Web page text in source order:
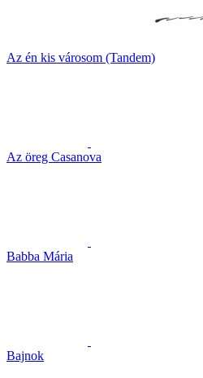
Az én kis városom (Tandem)
Az öreg Casanova
Babba Mária
Bajnok